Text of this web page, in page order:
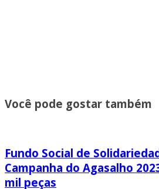
Você pode gostar também
Fundo Social de
Campanha do Agasalho
mil peças